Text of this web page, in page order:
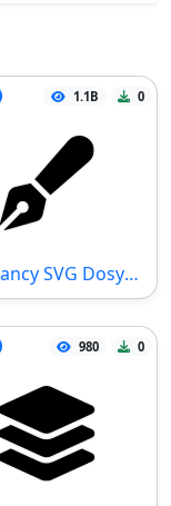
1.1B 0
Pen Fancy SVG Dosyası
980 0